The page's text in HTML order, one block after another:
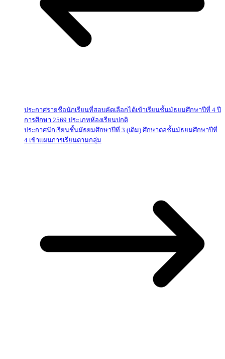
ประกาศรายชื่อนักเรียนที่สอบคัดเลือกได้เข้าเรียนชั้นมัธยมศึกษาปีที่ 4 ปี
การศึกษา 2569 ประเภทห้องเรียนปกติ
ประกาศนักเรียนชั้นมัธยมศึกษาปีที่ 3 (เดิม) ศึกษาต่อชั้นมัธยมศึกษาปีที่
4 เข้าแผนการเรียนตามกลุ่ม